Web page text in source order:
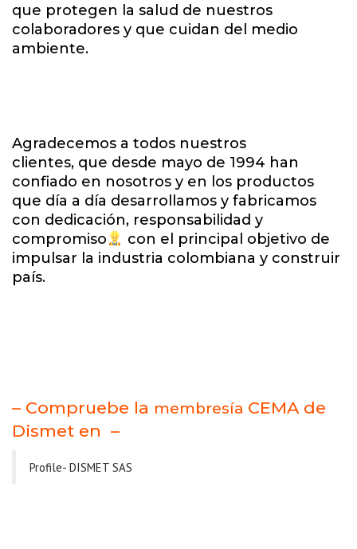
que protegen la salud de nuestros
colaboradores y que cuidan del medio
ambiente.
Agradecemos a todos nuestros
clientes, que desde mayo de 1994 han
confiado en nosotros y en los productos
que día a día desarrollamos y fabricamos
con dedicación, responsabilidad y
compromiso
con el principal objetivo de
impulsar la industria colombiana y construir
país.
– Compruebe la membresía CEMA de
Dismet en –
Profile- DISMET SAS